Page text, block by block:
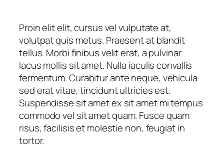
Proin elit elit, cursus vel vulputate at,
volutpat quis metus. Praesent at blandit
tellus. Morbi finibus velit erat, a pulvinar
lacus mollis sit amet. Nulla iaculis convallis
fermentum. Curabitur ante neque, vehicula
sed erat vitae, tincidunt ultricies est.
Suspendisse sit amet ex sit amet mi tempus
commodo vel sit amet quam. Fusce quam
risus, facilisis et molestie non, feugiat in
tortor.